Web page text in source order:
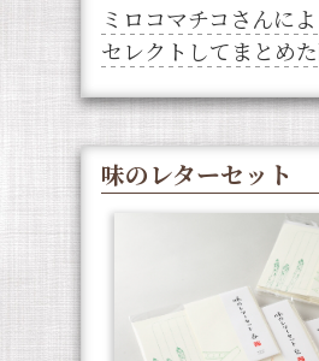
ミロコマチコさんに
セレクトしてまとめ
味のレターセット